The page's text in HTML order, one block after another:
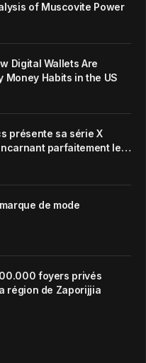
of Muscovite Power
Digital Wallets Are
Money Habits in the US
présente sa série X
parfaitement le
Harmony de la marque
de mode
foyers privés
région de Zaporijjia